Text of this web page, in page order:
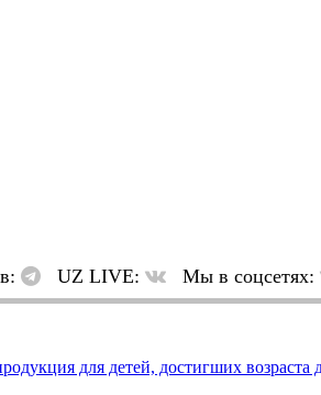
UZ LIVE: Мы в соцсетях: